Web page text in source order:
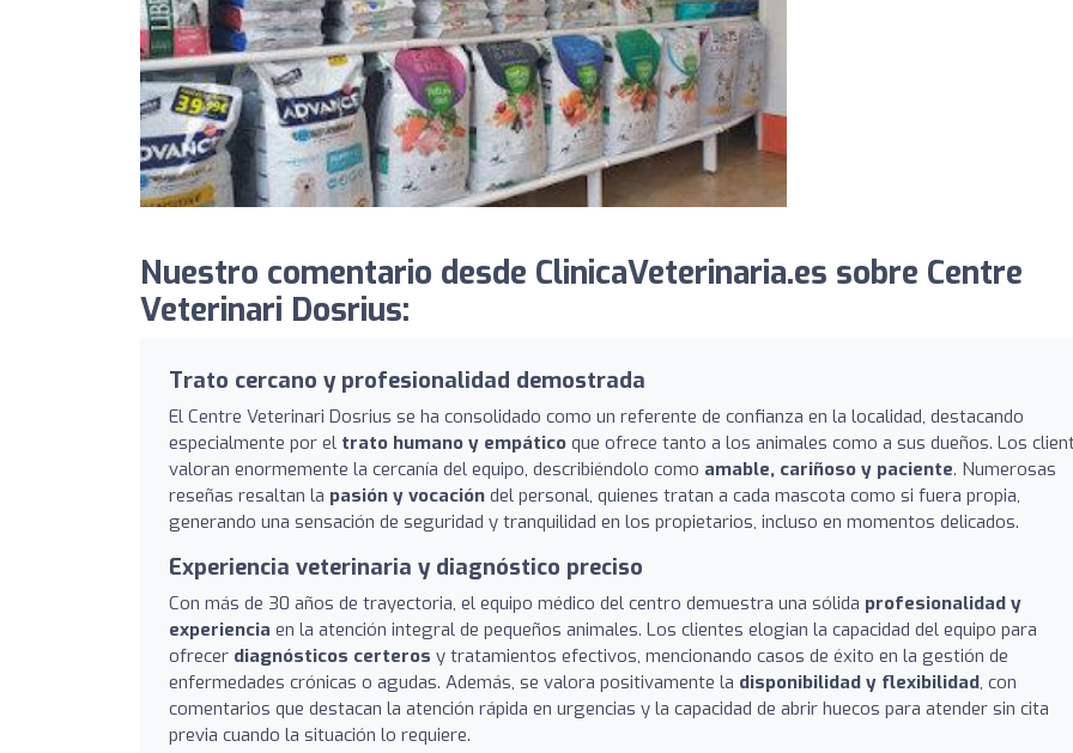
Nuestro comentario desde ClinicaVeterinaria.es sobre Centre
Veterinari Dosrius:
Trato cercano y profesionalidad demostrada
El Centre Veterinari Dosrius se ha consolidado como un referente de confianza en la localidad, destacando
especialmente por el trato humano y empático que ofrece tanto a los animales como a sus dueños. Los
valoran enormemente la cercanía del equipo, describiéndolo como amable, cariñoso y paciente. Numerosas
reseñas resaltan la pasión y vocación del personal, quienes tratan a cada mascota como si fuera propia,
generando una sensación de seguridad y tranquilidad en los propietarios, incluso en momentos delicados.
Experiencia veterinaria y diagnóstico preciso
Con más de 30 años de trayectoria, el equipo médico del centro demuestra una sólida profesionalidad y
experiencia en la atención integral de pequeños animales. Los clientes elogian la capacidad del equipo para
ofrecer diagnósticos certeros y tratamientos efectivos, mencionando casos de éxito en la gestión de
enfermedades crónicas o agudas. Además, se valora positivamente la disponibilidad y flexibilidad, con
comentarios que destacan la atención rápida en urgencias y la capacidad de abrir huecos para atender sin cita
previa cuando la situación lo requiere.